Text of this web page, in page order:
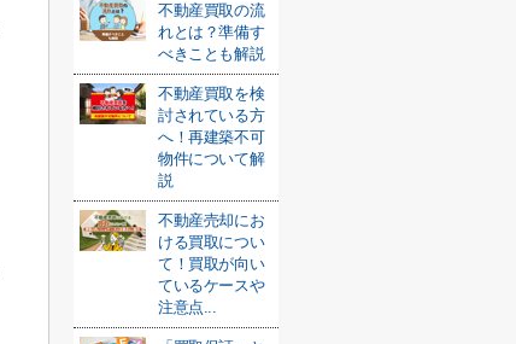
不動産買取の流
れとは？準備す
べきことも解説
不動産買取を検
討されている方
へ！再建築不可
物件について解
説
不動産売却にお
ける買取につい
て！買取が向い
ているケースや
注意点...